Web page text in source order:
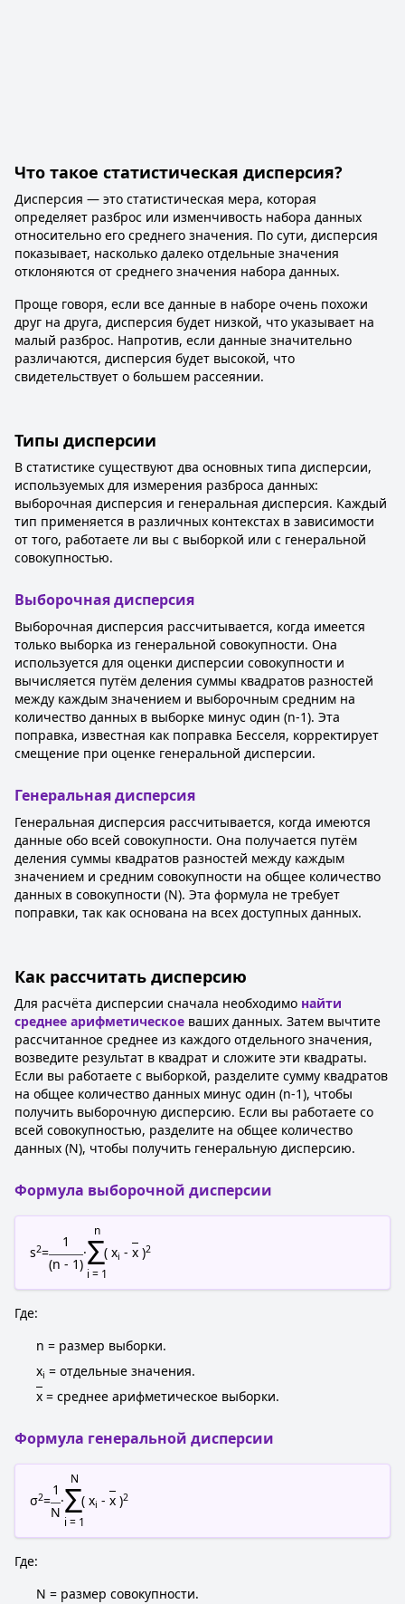
Что такое статистическая дисперсия?
Дисперсия — это статистическая мера, которая
определяет разброс или изменчивость набора данных
относительно его среднего значения. По сути, дисперсия
показывает, насколько далеко отдельные значения
отклоняются от среднего значения набора данных.
Проще говоря, если все данные в наборе очень похожи
друг на друга, дисперсия будет низкой, что указывает на
малый разброс. Напротив, если данные значительно
различаются, дисперсия будет высокой, что
свидетельствует о большем рассеянии.
Типы дисперсии
В статистике существуют два основных типа дисперсии,
используемых для измерения разброса данных:
выборочная дисперсия и генеральная дисперсия. Каждый
тип применяется в различных контекстах в зависимости
от того, работаете ли вы с выборкой или с генеральной
совокупностью.
Выборочная дисперсия
Выборочная дисперсия рассчитывается, когда имеется
только выборка из генеральной совокупности. Она
используется для оценки дисперсии совокупности и
вычисляется путём деления суммы квадратов разностей
между каждым значением и выборочным средним на
количество данных в выборке минус один (n-1). Эта
поправка, известная как поправка Бесселя, корректирует
смещение при оценке генеральной дисперсии.
Генеральная дисперсия
Генеральная дисперсия рассчитывается, когда имеются
данные обо всей совокупности. Она получается путём
деления суммы квадратов разностей между каждым
значением и средним совокупности на общее количество
данных в совокупности (N). Эта формула не требует
поправки, так как основана на всех доступных данных.
Как рассчитать дисперсию
Для расчёта дисперсии сначала необходимо найти
среднее арифметическое ваших данных. Затем вычтите
рассчитанное среднее из каждого отдельного значения,
возведите результат в квадрат и сложите эти квадраты.
Если вы работаете с выборкой, разделите сумму квадратов
на общее количество данных минус один (n-1), чтобы
получить выборочную дисперсию. Если вы работаете со
всей совокупностью, разделите на общее количество
данных (N), чтобы получить генеральную дисперсию.
Формула выборочной дисперсии
s2=
1
(n - 1)
·
n
Σ
i = 1
( xi - x )2
Где:
n = размер выборки.
xi = отдельные значения.
x = среднее арифметическое выборки.
Формула генеральной дисперсии
σ2=
1
N
·
N
Σ
i = 1
( xi - x )2
Где:
N = размер совокупности.